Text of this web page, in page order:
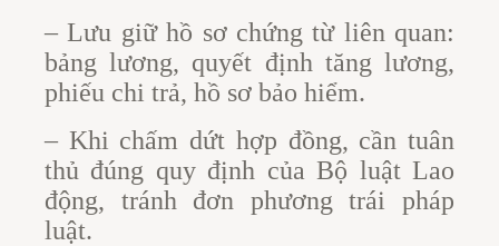
– Lưu giữ hồ sơ chứng từ liên quan:
bảng lương, quyết định tăng lương,
phiếu chi trả, hồ sơ bảo hiểm.
– Khi chấm dứt hợp đồng, cần tuân
thủ đúng quy định của Bộ luật Lao
động, tránh đơn phương trái pháp
luật.